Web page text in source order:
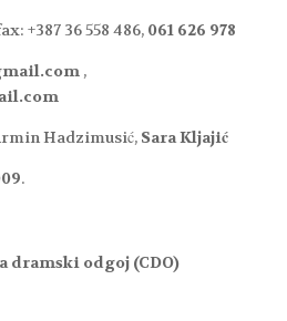
+387 36 558 486, 061 626 978
,
Hadzimusić, Sara Kljajić
.
dramski odgoj (CDO)